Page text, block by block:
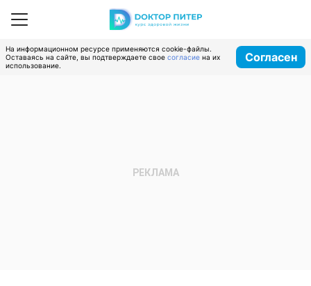
На информационном ресурсе применяются cookie-файлы.
Оставаясь на сайте, вы подтверждаете свое согласие на их
использование.
Согласен